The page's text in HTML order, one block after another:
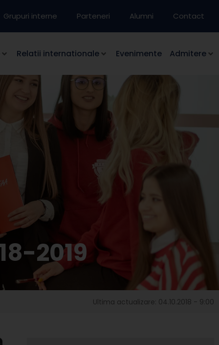
Grupuri interne Parteneri Alumni Contact
Relatii internationale Evenimente Admitere
2019
Ultima actualizare: 04.10.2018 - 9:00